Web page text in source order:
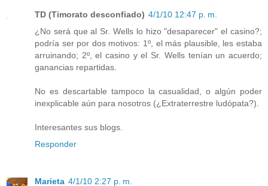
TD (Timorato desconfiado) 4/1/10 12:47 p. m.
¿No será que al Sr. Wells lo hizo "desaparecer" el casino?;
podría ser por dos motivos: 1º, el más plausible, les estaba
arruinando; 2º, el casino y el Sr. Wells tenían un acuerdo;
ganancias repartidas.
No es descartable tampoco la casualidad, o algún poder
inexplicable aún para nosotros (¿Extraterrestre ludópata?).
Interesantes sus blogs.
Responder
Marieta 4/1/10 2:27 p. m.